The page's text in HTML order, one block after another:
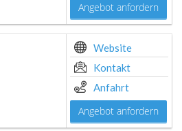
Angebot anfordern
Website
Kontakt
Anfahrt
Angebot anfordern